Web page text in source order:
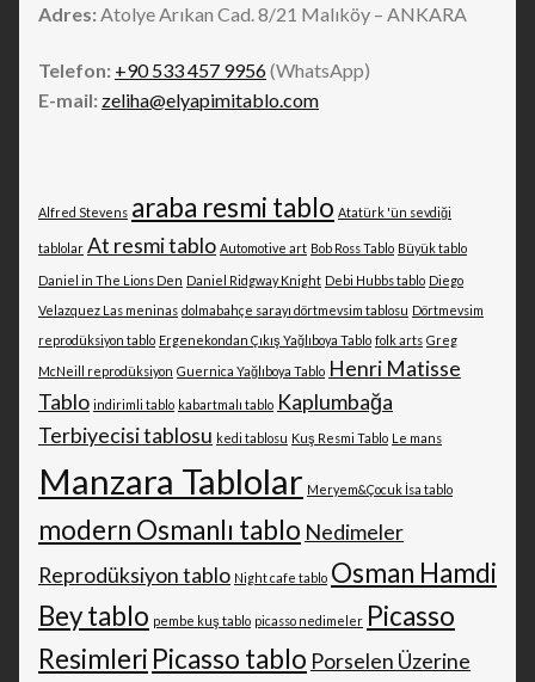
Adres: Atolye Arıkan Cad. 8/21 Malıköy – ANKARA
Telefon: +90 533 457 9956(WhatsApp)
E-mail: zeliha@elyapimitablo.com
Alfred Stevens araba resmi tablo Atatürk 'ün sevdiği
tablolar At resmi tablo Automotive art Bob Ross Tablo Büyük tablo
Daniel in The Lions Den Daniel Ridgway Knight Debi Hubbs tablo Diego
Velazquez Las meninas dolmabahçe sarayı dörtmevsim tablosu Dörtmevsim
reprodüksiyon tablo Ergenekondan Çıkış Yağlıboya Tablo folk arts Greg
McNeill reprodüksiyon Guernica Yağlıboya Tablo Henri Matisse
Tablo indirimli tablo kabartmalı tablo Kaplumbağa
Terbiyecisi tablosu kedi tablosu Kuş Resmi Tablo Le mans
Manzara Tablolar Meryem&Çocuk İsa tablo
modern Osmanlı tablo Nedimeler
Reprodüksiyon tablo Night cafe tablo Osman Hamdi
Bey tablo pembe kuş tablo picasso nedimeler Picasso
Resimleri Picasso tablo Porselen Üzerine